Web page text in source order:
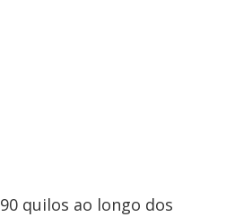
quilos ao longo dos